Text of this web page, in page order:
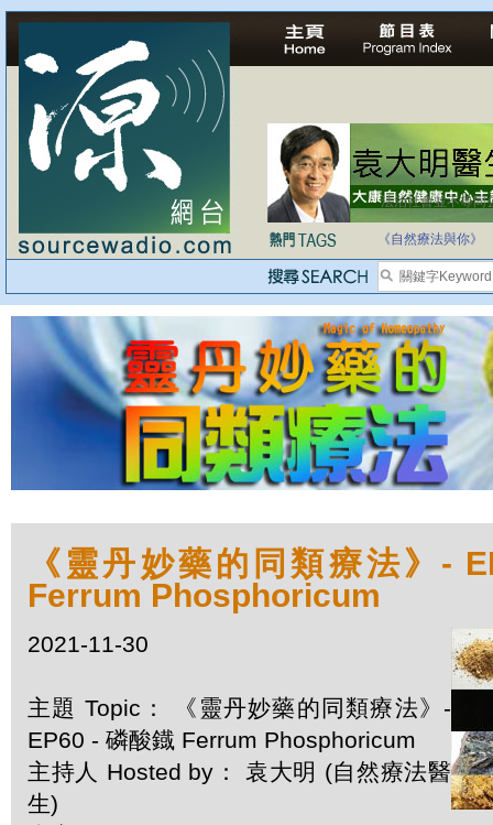
法治社會並不等同
自家教育合法化-
《自然療法與你》
《靈丹妙藥的同類療法》-
Ferrum Phosphoricum
2021-11-30
主題 Topic： 《靈丹妙藥的同類療法》-
EP60 - 磷酸鐡 Ferrum Phosphoricum
主持人 Hosted by： 袁大明 (自然療法醫
生)